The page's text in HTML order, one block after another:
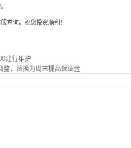
查询。祝您投资顺利！
建行维护
整，替换为周末提高保证金